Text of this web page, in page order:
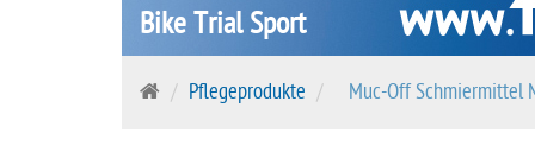
Bike Trial Sport
S
Pflegeprodukte Muc-Off Schmiermittel